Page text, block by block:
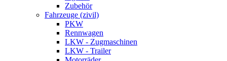
Zubehör
Fahrzeuge (zivil)
PKW
Rennwagen
LKW - Zugmaschinen
LKW - Trailer